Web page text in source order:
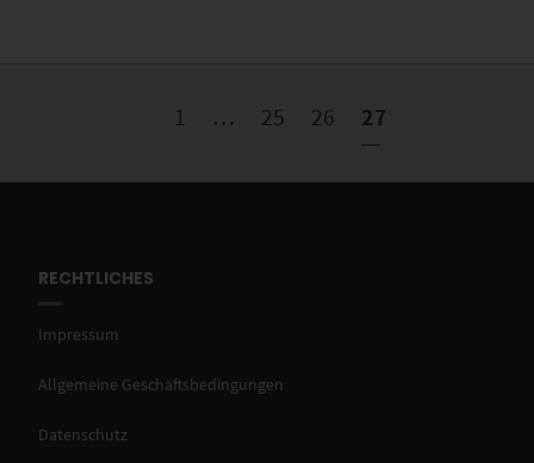
1 … 25 26 27
RECHTLICHES
Impressum
Allgemeine Geschäftsbedingungen
Datenschutz